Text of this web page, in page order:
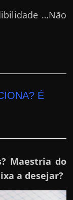
…Não
É
Maestria do
a desejar?